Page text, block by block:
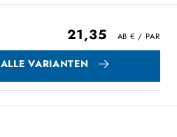
21,35
ALLE VARIANTEN